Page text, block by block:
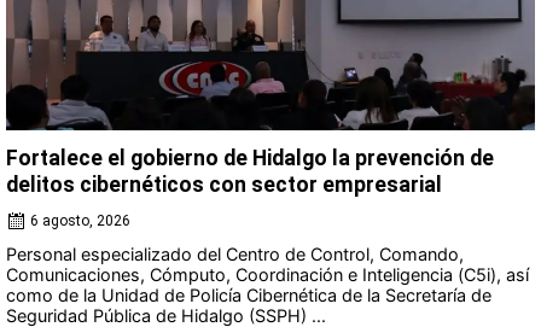
Fortalece el gobierno de Hidalgo la prevención de
delitos cibernéticos con sector empresarial
6 agosto, 2026
Personal especializado del Centro de Control, Comando,
Comunicaciones, Cómputo, Coordinación e Inteligencia (C5i), así
como de la Unidad de Policía Cibernética de la Secretaría de
Seguridad Pública de Hidalgo (SSPH) ...